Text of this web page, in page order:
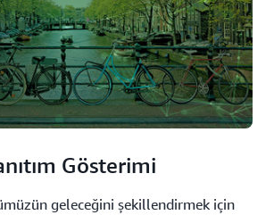
Gösterimi
geleceğini şekillendirmek için